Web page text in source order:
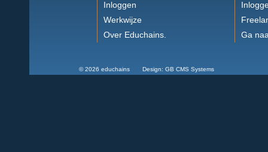
Inloggen
Werkwijze
Over Educhains.
Ga
© 2026 educhains Design: GB CMS Systems